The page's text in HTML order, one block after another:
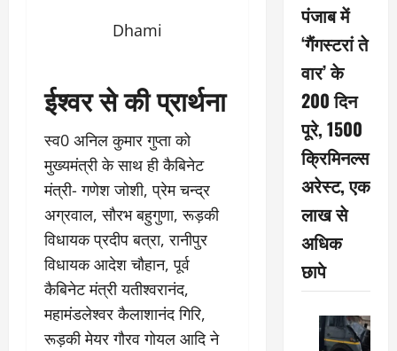
Dhami
ईश्वर से की प्रार्थना
स्व0 अनिल कुमार गुप्ता को
मुख्यमंत्री के साथ ही कैबिनेट
मंत्री- गणेश जोशी, प्रेम चन्द्र
अग्रवाल, सौरभ बहुगुणा, रूड़की
विधायक प्रदीप बत्रा, रानीपुर
विधायक आदेश चौहान, पूर्व
कैबिनेट मंत्री यतीश्वरानंद,
महामंडलेश्वर कैलाशानंद गिरि,
रूड़की मेयर गौरव गोयल आदि ने
पंजाब में
‘गैंगस्टरां ते
वार’ के
200 दिन
पूरे, 1500
क्रिमिनल्स
अरेस्ट, एक
लाख से
अधिक
छापे